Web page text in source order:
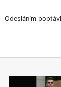
Odesláním